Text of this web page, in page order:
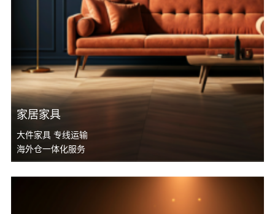
家居家具
大件家具 专线运输
海外仓一体化服务